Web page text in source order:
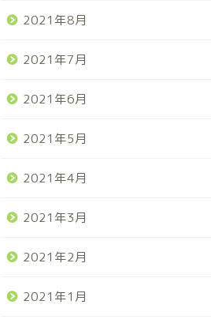
2021年8月
2021年7月
2021年6月
2021年5月
2021年4月
2021年3月
2021年2月
2021年1月